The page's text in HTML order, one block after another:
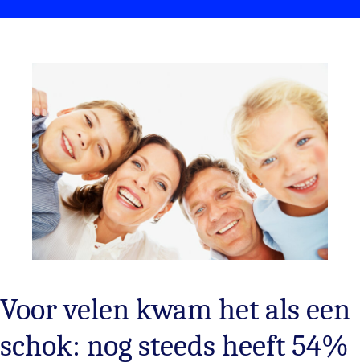
Voor velen kwam het als een
schok: nog steeds heeft 54%